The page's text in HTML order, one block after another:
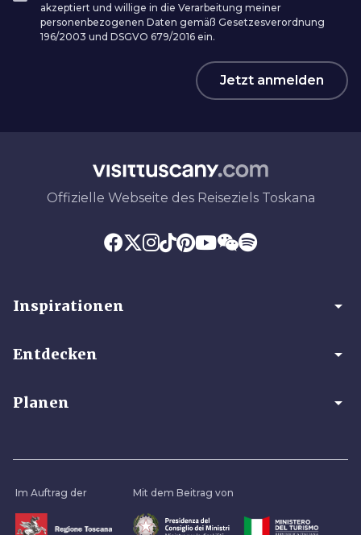
akzeptiert und willige in die Verarbeitung meiner
personenbezogenen Daten gemäß Gesetzesverordnung
196/2003 und DSGVO 679/2016 ein.
Jetzt anmelden
Offizielle Webseite des Reiseziels Toskana
Inspirationen arrow_drop_down
Entdecken arrow_drop_down
Planen arrow_drop_down
Im Auftrag der Mit dem Beitrag von